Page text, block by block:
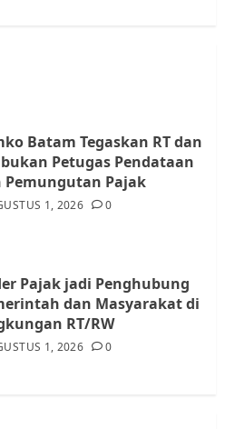
Batam Tegaskan RT dan
bukan Petugas Pendataan
Pemungutan Pajak
1, 2026 0
Pajak jadi Penghubung
dan Masyarakat di
RT/RW
1, 2026 0
Rempang Ajukan
Warga
17, 2026 0
15, 2026 0